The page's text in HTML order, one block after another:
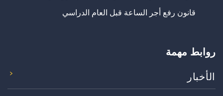
قانون رفع أجر الساعة قبل العام الدراسي
روابط مهمة
الأخبار